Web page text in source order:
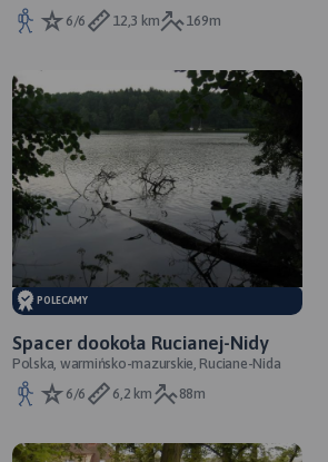
6/6
12,3 km 169m
POLECAMY
Spacer dookoła Rucianej-Nidy
Polska, warmińsko-mazurskie, Ruciane-Nida
6/6
6,2 km 88m